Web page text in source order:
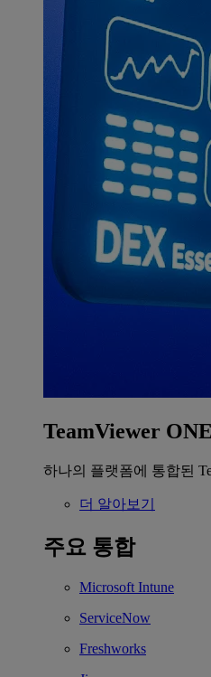
TeamViewer ONE
하나의 플랫폼에 통합된
더 알아보기
주요 통합
Microsoft Intune
ServiceNow
Freshworks